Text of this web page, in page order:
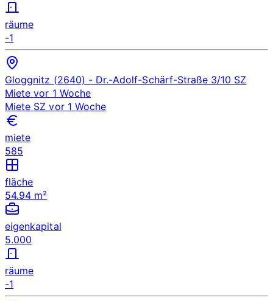
räume
-1
Gloggnitz (2640) - Dr.-Adolf-Schärf-Straße 3/10 SZ
Miete vor 1 Woche
Miete SZ vor 1 Woche
miete
585
fläche
54.94 m²
eigenkapital
5.000
räume
-1